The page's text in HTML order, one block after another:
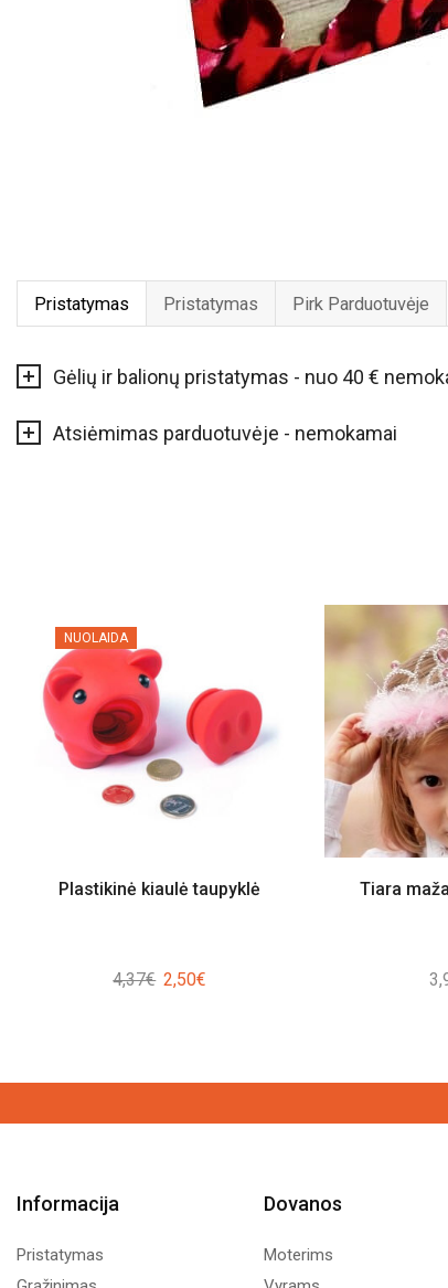
Pristatymas Pristatymas Pirk Parduotuvėje
Gėlių ir balionų pristatymas - nuo 40 €
Atsiėmimas parduotuvėje - nemokamai
NUOLAIDA
Plastikinė kiaulė taupyklė
4,37€ Original
2,50€
Tiara
Informacija
Pristatymas
Dovanos
Moterims